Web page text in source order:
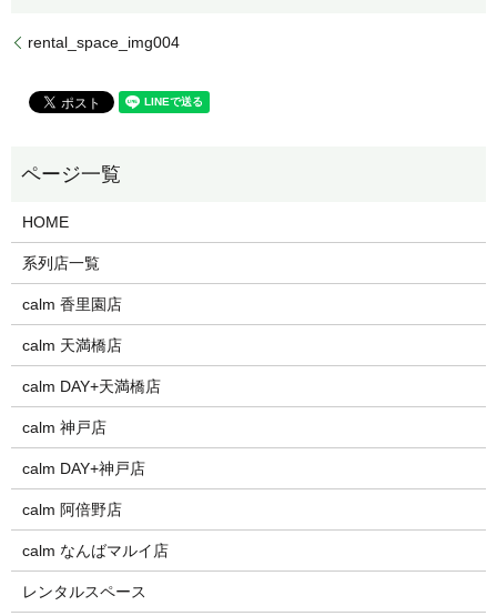
rental_space_img004
HOME
系列店一覧
calm 香里園店
calm 天満橋店
calm DAY+天満橋店
calm 神戸店
calm DAY+神戸店
calm 阿倍野店
calm なんばマルイ店
レンタルスペース